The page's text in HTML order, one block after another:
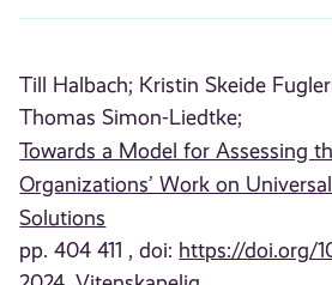
Till Halbach; Kristin Skeide
Thomas Simon-Liedtke;
Towards a Model for Assessing
Organizations’ Work on
Solutions
pp. 404 411 , doi: https://doi.org/